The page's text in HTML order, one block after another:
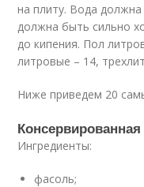
на плиту. Вода
должна быть сильно
до кипения. Пол
литровые – 14,
Ниже приведем 20
Ингредиенты:
фасоль;